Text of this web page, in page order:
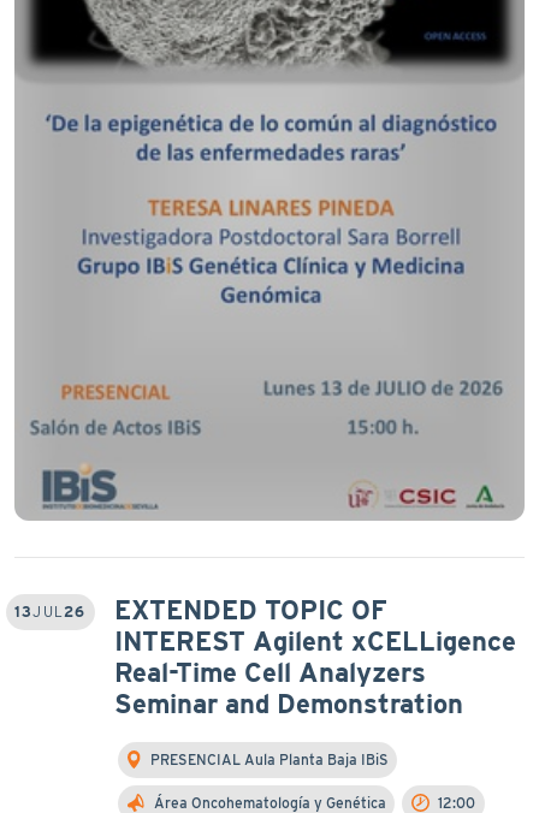
13JUL26
EXTENDED TOPIC OF
INTEREST Agilent xCELLigence
Real-Time Cell Analyzers
Seminar and Demonstration
PRESENCIAL Aula Planta Baja IBiS
Área Oncohematología y Genética 12:00